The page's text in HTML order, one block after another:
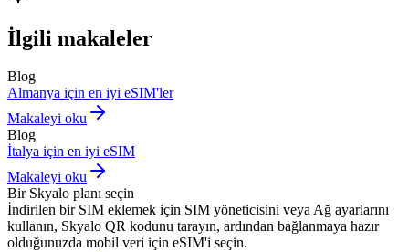
İlgili makaleler
Blog
Almanya için en iyi eSIM'ler
Makaleyi oku
Blog
İtalya için en iyi eSIM
Makaleyi oku
Bir Skyalo planı seçin
İndirilen bir SIM eklemek için SIM yöneticisini veya Ağ ayarlarını
kullanın, Skyalo QR kodunu tarayın, ardından bağlanmaya hazır
olduğunuzda mobil veri için eSIM'i seçin.